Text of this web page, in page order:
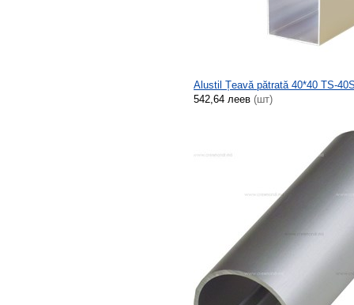
Alustil Țeavă pătrată 40*40 TS-
542,64 леев (шт)